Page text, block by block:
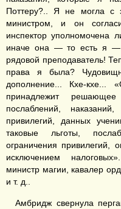
Поттеру?.. Я не могла с
министром, и он
инспектор уполномочена
иначе она — то есть я —
рядовой преподаватель!
права я была?
дополнение... Кхе-кхе...
принадлежит
послаблений,
привилегий, данных
таковые льготы,
ограничения привилегий,
исключением
министр магии, кавалер
и т. д..
Амбридж свернула